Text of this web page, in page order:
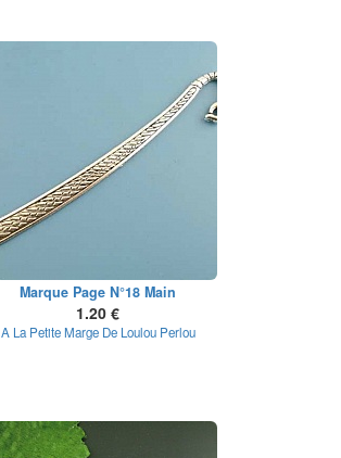
Marque Page N°18 Main
1.20 €
A La Petite Marge De Loulou Perlou